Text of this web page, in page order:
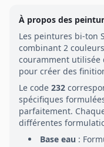
À propos des
Les peintures bi-ton
combinant 2
couramment
pour créer des
Le code 232
spécifiques
parfaitement.
différentes
Base eau :